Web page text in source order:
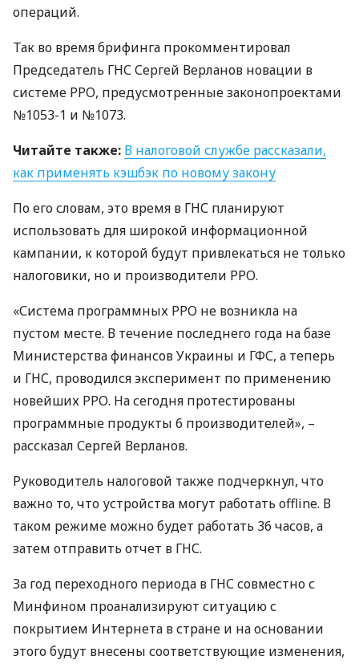
операций.
Так во время брифинга прокомментировал
Председатель ГНССергей Верланов новации в
системе РРО, предусмотренные законопроектами
№1053-1 и №1073.
Читайте также: В налоговой службе рассказали,
как применять кэшбэк по новому закону
По его словам, это время в ГНС планируют
использовать для широкой информационной
кампании, к которой будут привлекаться не только
налоговики, но и производители РРО.
«Система программных РРО не возникла на
пустом месте. В течение последнего года на базе
Министерства финансов Украины и ГФС, а теперь
и ГНС, проводился эксперимент по применению
новейших РРО. На сегодня протестированы
программные продукты 6 производителей», –
рассказал Сергей Верланов.
Руководитель налоговой также подчеркнул, что
важно то, что устройства могут работать offline. В
таком режиме можно будет работать 36 часов, а
затем отправить отчет в ГНС.
За год переходного периода в ГНСсовместно с
Минфином проанализируют ситуацию с
покрытием Интернета в стране и на основании
этого будут внесены соответствующие изменения,